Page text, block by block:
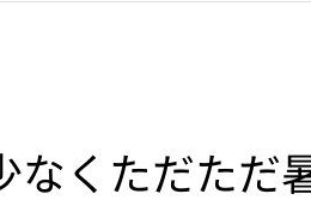
なくただただ